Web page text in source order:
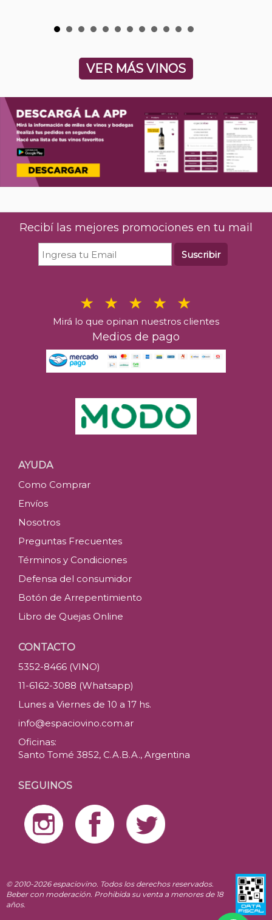
VER MÁS VINOS
Recibí las mejores promociones en tu mail
Suscribir
Mirá lo que opinan nuestros clientes
Medios de pago
AYUDA
Como Comprar
Envíos
Nosotros
Preguntas Frecuentes
Términos y Condiciones
Defensa del consumidor
Botón de Arrepentimiento
Libro de Quejas Online
CONTACTO
5352-8466 (VINO)
11-6162-3088 (Whatsapp)
Lunes a Viernes de 10 a 17 hs.
info@espaciovino.com.ar
Oficinas:
Santo Tomé 3852, C.A.B.A., Argentina
SEGUINOS
© 2010-2026 espaciovino. Todos los derechos reservados.
Beber con moderación. Prohibida su venta a menores de 18
años.